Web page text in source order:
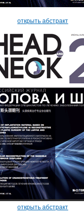
открыть абстракт
открыть абстракт